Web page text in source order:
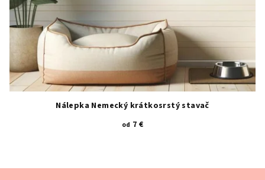
Nálepka Nemecký krátkosrstý stavač
od 7 €